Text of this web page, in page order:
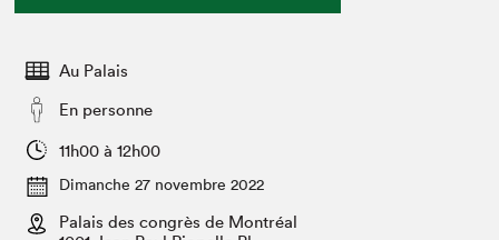
Espace médias
Espace exposant⋅e⋅s
Club de lecture Braindate
Nous connaître
Projets partenaires 2022
Archives
Au Palais
En personne
11h00 à 12h00
Dimanche 27 novembre 2022
Palais des congrès de Montréal